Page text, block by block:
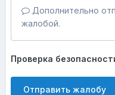
Дополнительно
жалобой.
Проверка
Отправить жалобу